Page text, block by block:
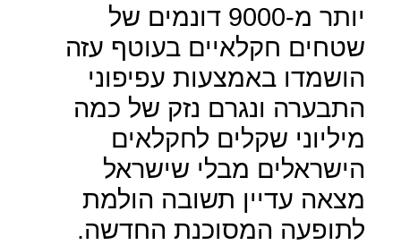
יותר מ-9000 דונמים של
שטחים חקלאיים בעוטף עזה
הושמדו באמצעות עפיפוני
התבערה ונגרם נזק של כמה
מיליוני שקלים לחקלאים
הישראלים מבלי שישראל
מצאה עדיין תשובה הולמת
לתופעה המסוכנת החדשה.